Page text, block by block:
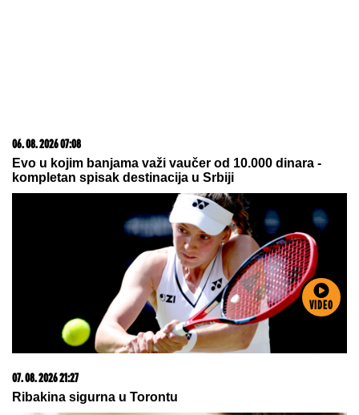
VIDEO
Radila je u Dinamu, sa Škotima ispisala istoriju, sad
preuzela "đavolice" zarad titule...